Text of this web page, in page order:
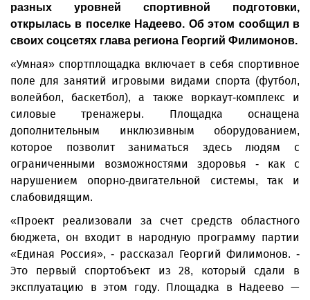
разных уровней спортивной подготовки,
открылась в поселке Надеево. Об этом сообщил в
своих соцсетях глава региона Георгий Филимонов.
«Умная» спортплощадка включает в себя спортивное
поле для занятий игровыми видами спорта (футбол,
волейбол, баскетбол), а также воркаут-комплекс и
силовые тренажеры. Площадка оснащена
дополнительным инклюзивным оборудованием,
которое позволит заниматься здесь людям с
ограниченными возможностями здоровья - как с
нарушением опорно-двигательной системы, так и
слабовидящим.
«Проект реализовали за счет средств областного
бюджета, он входит в народную программу партии
«Единая Россия», - рассказал Георгий Филимонов. -
Это первый спортобъект из 28, который сдали в
эксплуатацию в этом году. Площадка в Надеево —